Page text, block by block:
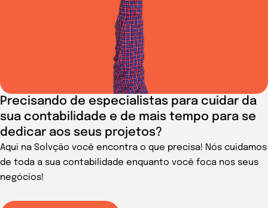
Precisando de especialistas para cuidar da
sua contabilidade e de mais tempo para se
dedicar aos seus projetos?
Aqui na Solvção você encontra o que precisa! Nós cuidamos
de toda a sua contabilidade enquanto você foca nos seus
negócios!